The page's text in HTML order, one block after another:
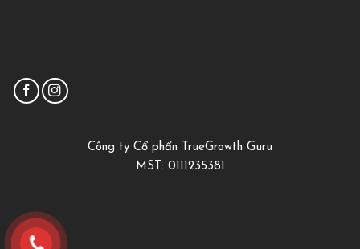
Công ty Cổ phẩn TrueGrowth Guru
MST: 0111235381